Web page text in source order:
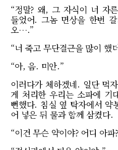
“정말? 왜, 그 자식이 너 자
들었어. 그놈 면상을 한번
오….”
“너 죽고 무단결근을 많이 했
“아, 음. 미안.”
이러다가 체하겠네. 일단 먹
게 처리한 우리는 소파에
뻔했다. 침실 옆 탁자에서 약
어 넣은 뒤 물과 함께 삼켰다.
“이건 무슨 약이야? 어디 아파